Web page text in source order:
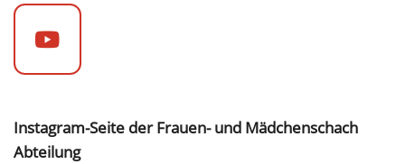
Instagram-Seite der Frauen- und Mädchenschach
Abteilung